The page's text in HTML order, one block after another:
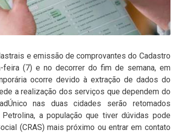
e emissão de comprovantes do Cadastro
feira (7) e no decorrer do fim de semana, em
ocorre devido à extração de dados do
a realização dos serviços que dependem do
nas duas cidades serão retomados
a população que tiver dúvidas pode
(CRAS) mais próximo ou entrar em contato